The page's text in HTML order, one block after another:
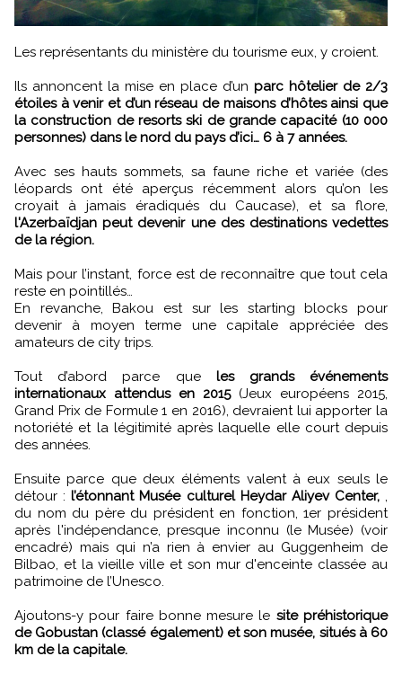
Les représentants du ministère du tourisme eux, y croient.
Ils annoncent la mise en place d’un parc hôtelier de 2/3
étoiles à venir et d’un réseau de maisons d’hôtes ainsi que
la construction de resorts ski de grande capacité (10 000
personnes) dans le nord du pays d’ici… 6 à 7 années.
Avec ses hauts sommets, sa faune riche et variée (des
léopards ont été aperçus récemment alors qu’on les
croyait à jamais éradiqués du Caucase), et sa flore,
l'Azerbaïdjan peut devenir une des destinations vedettes
de la région.
Mais pour l’instant, force est de reconnaître que tout cela
reste en pointillés…
En revanche, Bakou est sur les starting blocks pour
devenir à moyen terme une capitale appréciée des
amateurs de city trips.
Tout d’abord parce que les grands événements
internationaux attendus en 2015(Jeux européens 2015,
Grand Prix de Formule 1 en 2016), devraient lui apporter la
notoriété et la légitimité après laquelle elle court depuis
des années.
Ensuite parce que deux éléments valent à eux seuls le
détour : l’étonnant Musée culturel Heydar Aliyev Center, ,
du nom du père du président en fonction, 1er président
après l'indépendance, presque inconnu (le Musée) (voir
encadré) mais qui n’a rien à envier au Guggenheim de
Bilbao, et la vieille ville et son mur d'enceinte classée au
patrimoine de l’Unesco.
Ajoutons-y pour faire bonne mesure le site préhistorique
de Gobustan (classé également) et son musée, situés à 60
km de la capitale.